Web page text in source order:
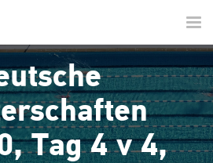
Tag 4 v 4,